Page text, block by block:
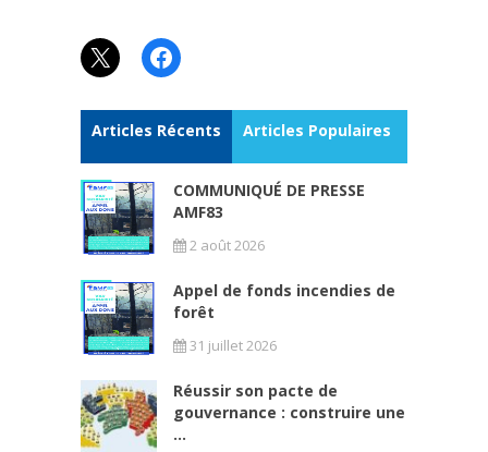
X Facebook
Articles Récents Articles Populaires
COMMUNIQUÉ DE PRESSE
AMF83
2 août 2026
Appel de fonds incendies de
forêt
31 juillet 2026
Réussir son pacte de
gouvernance : construire une
...